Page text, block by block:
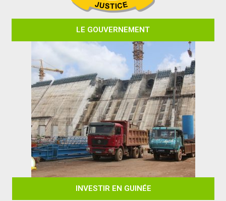
LE GOUVERNEMENT
INVESTIR EN GUINÉE